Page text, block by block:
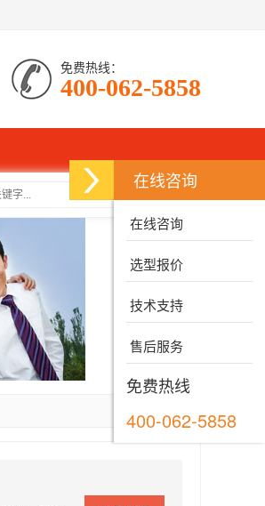
免费热线：
400-062-5858
在线咨询
在线咨询
选型报价
技术支持
售后服务
免费热线
400-062-5858